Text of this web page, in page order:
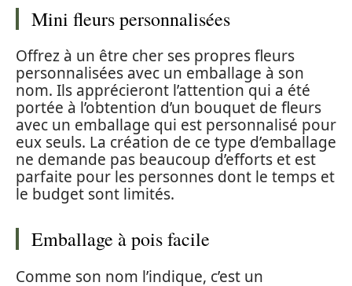
Mini fleurs personnalisées
Offrez à un être cher ses propres fleurs
personnalisées avec un emballage à son
nom. Ils apprécieront l’attention qui a été
portée à l’obtention d’un bouquet de fleurs
avec un emballage qui est personnalisé pour
eux seuls. La création de ce type d’emballage
ne demande pas beaucoup d’efforts et est
parfaite pour les personnes dont le temps et
le budget sont limités.
Emballage à pois facile
Comme son nom l’indique, c’est un